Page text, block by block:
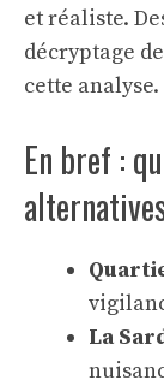
et réaliste.
décryptage
cette analyse.
En bref :
La